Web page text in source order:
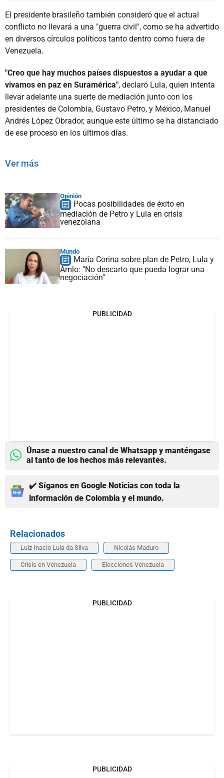
El presidente brasileño también consideró que el actual
conflicto no llevará a una "guerra civil", como se ha advertido
en diversos círculos políticos tanto dentro como fuera de
Venezuela.
"Creo que hay muchos países dispuestos a ayudar a que
vivamos en paz en Suramérica", declaró Lula, quien intenta
llevar adelante una suerte de mediación junto con los
presidentes de Colombia, Gustavo Petro, y México, Manuel
Andrés López Obrador, aunque este último se ha distanciado
de ese proceso en los últimos días.
Ver más
Opinión
Pocas posibilidades de éxito en
mediación de Petro y Lula en crisis
venezolana
Mundo
María Corina sobre plan de Petro, Lula y
Amlo: "No descarto que pueda lograr una
negociación"
PUBLICIDAD
Únase a nuestro canal de Whatsapp y manténgase
al tanto de los hechos más relevantes.
✔️ Síganos en Google Noticias con toda la
información de Colombia y el mundo.
Relacionados
Luiz Inacio Lula da Silva Nicolás Maduro
Crisis en Venezuela Elecciones Venezuela
PUBLICIDAD
PUBLICIDAD